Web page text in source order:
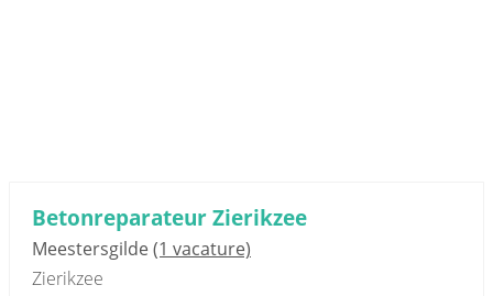
Betonreparateur Zierikzee
Meestersgilde(1 vacature)
Zierikzee